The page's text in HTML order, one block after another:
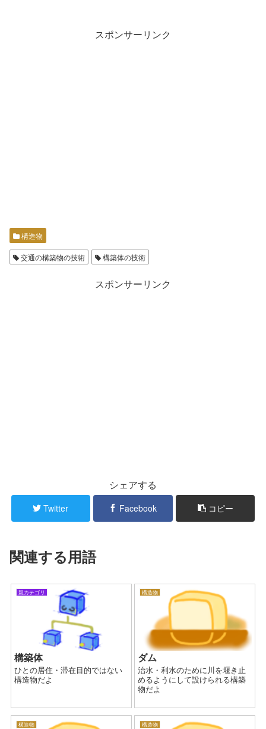
スポンサーリンク
構造物
交通の構築物の技術 構築体の技術
スポンサーリンク
シェアする
Twitter Facebook コピー
関連する用語
親カテゴリ
構築体
ひとの居住・滞在目的ではない
構造物だよ
構造物
ダム
治水・利水のために川を堰き止
めるようにして設けられる構築
物だよ
構造物 構造物